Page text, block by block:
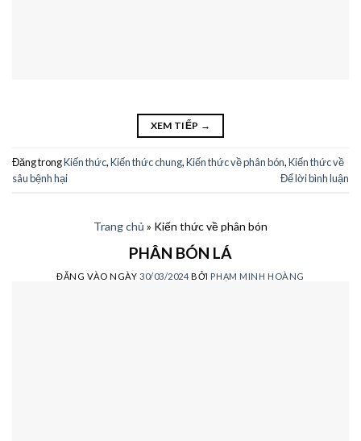
XEM TIẾP →
Đăng trongKiến thức,Kiến thức chung,Kiến thức về phân bón,Kiến thức về
sâu bệnh hại
Để lời bình luận
Trang chủ » Kiến thức về phân bón
PHÂN BÓN LÁ
ĐĂNG VÀO NGÀY 30/03/2024 BỞI PHẠM MINH HOÀNG